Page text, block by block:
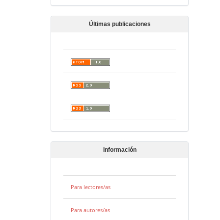
Últimas publicaciones
Información
Para lectores/as
Para autores/as